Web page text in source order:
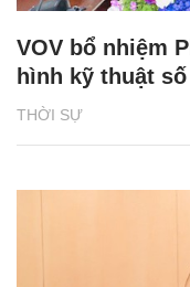
THỜI SỰ
VOV bổ nhiệm
hình kỹ thuật số